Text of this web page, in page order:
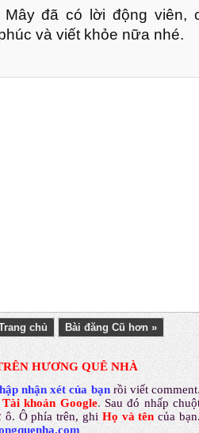
đã có lời động viên,
và viết khỏe nữa nhé.
chủ Bài đăng Cũ hơn »
HƯƠNG QUÊ NHÀ
nhận xét của bạn rồi viết comment
Tài khoản Google. Sau đó nhấp
ô. Ô phía trên, ghiHọ và tên của